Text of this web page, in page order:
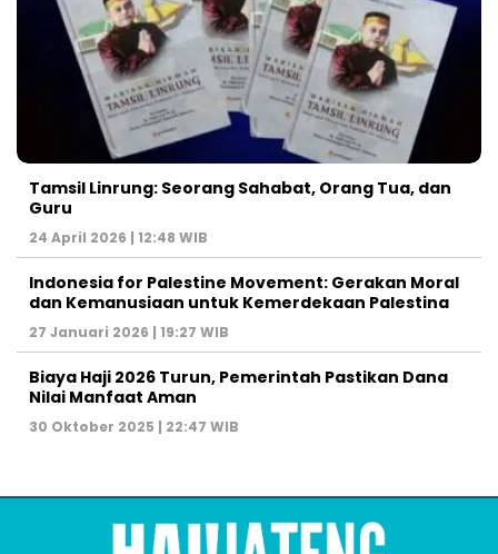
Tamsil Linrung: Seorang Sahabat, Orang Tua, dan
Guru
24 April 2026 | 12:48 WIB
Indonesia for Palestine Movement: Gerakan Moral
dan Kemanusiaan untuk Kemerdekaan Palestina
27 Januari 2026 | 19:27 WIB
Biaya Haji 2026 Turun, Pemerintah Pastikan Dana
Nilai Manfaat Aman
30 Oktober 2025 | 22:47 WIB